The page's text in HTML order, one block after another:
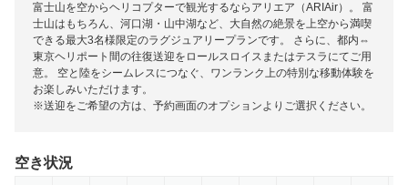
富士山を空からヘリコプターで観光するならアリエア（ARIAir）。 富
士山はもちろん、河口湖・山中湖など、大自然の絶景を上空から満喫
できる最大3名様限定のラグジュアリープランです。 さらに、都内⇔
東京ヘリポート間の往復送迎をロールスロイスまたはテスラにてご用
意。 空と陸をシームレスにつなぐ、ワンランク上の特別な移動体験を
お楽しみいただけます。
※送迎をご希望の方は、予約画面のオプションよりご選択ください。
空き状況